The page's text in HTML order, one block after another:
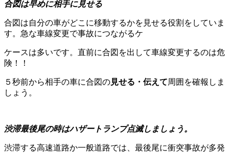
合図は早めに相手に見せる
合図は自分の車がどこに移動するかを見せる役割をしていま
す。急な車線変更で事故につながるケ
ケースは多いです。直前に合図を出して車線変更するのは危
険！！
５秒前から相手の車に合図の見せる・伝えて周囲を確報しま
しょう。
渋滞最後尾の時はハザートランプ点滅しましょう。
渋滞する高速道路か一般道路では、最後尾に衝突事故が多発